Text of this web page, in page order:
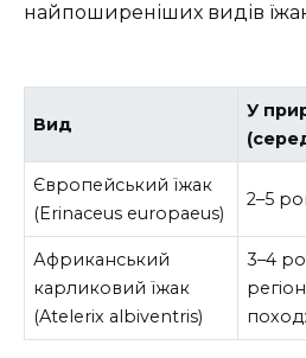
найпоширеніших видів
Вид
У
Європейський їжак
(Erinaceus europaeus)
2–5
Африканський
карликовий їжак
(Atelerix albiventris)
3–4